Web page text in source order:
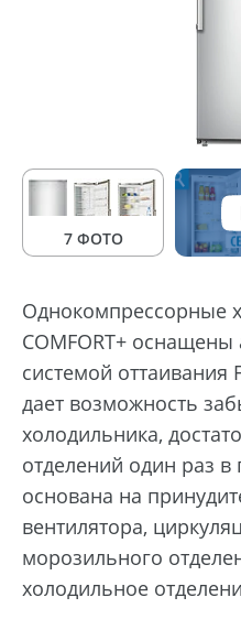
7 ФОТО
Однокомпрессорные
COMFORT+ оснащены
системой оттаивания
дает возможность
холодильника,
отделений один раз в
основана на
вентилятора,
морозильного
холодильное